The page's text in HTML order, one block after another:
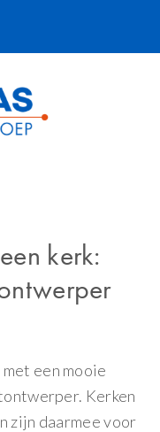
kerk:
een mooie
Kerken
zijn daarmee voor